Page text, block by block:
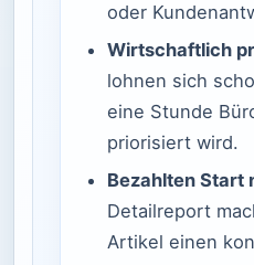
oder
Wirtschaftlich
lohnen sich
eine Stunde
priorisiert wird.
Bezahlten Start
Detailreport
Artikel einen